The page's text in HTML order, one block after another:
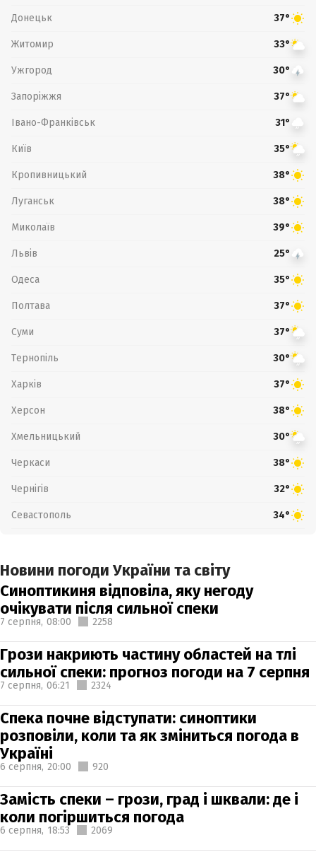
Донецьк 37°
Житомир 33°
Ужгород 30°
Запоріжжя 37°
Івано-Франківськ 31°
Київ 35°
Кропивницький 38°
Луганськ 38°
Миколаїв 39°
Львів 25°
Одеса 35°
Полтава 37°
Суми 37°
Тернопіль 30°
Харків 37°
Херсон 38°
Хмельницький 30°
Черкаси 38°
Чернігів 32°
Севастополь 34°
Новини погоди України та світу
Синоптикиня відповіла, яку негоду
очікувати після сильної спеки
7 серпня, 08:00 2258
Грози накриють частину областей на тлі
сильної спеки: прогноз погоди на 7 серпня
7 серпня, 06:21 2324
Спека почне відступати: синоптики
розповіли, коли та як зміниться погода в
Україні
6 серпня, 20:00 920
Замість спеки – грози, град і шквали: де і
коли погіршиться погода
6 серпня, 18:53 2069